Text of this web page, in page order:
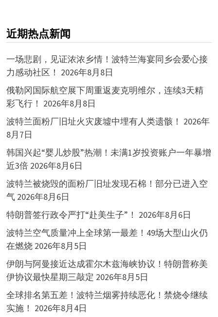
近期热点新闻
一场悲剧，见证浓浓乡情！波特兰海宴同乡会爱心接
力感动社区！ 2026年8月8日
俄勒冈国际航空展下周重返麦克明维尔，连续3天精
彩飞行！ 2026年8月8日
波特兰面粉厂旧址火灾废墟中埋有人类遗骸！ 2026年
8月7日
韩国兴起“婴儿炒股”热潮！未满1岁投资账户一年暴增
近3倍 2026年8月6日
波特兰被烧毁的面粉厂旧址发现石棉！部分已进入空
气 2026年8月6日
特朗普签行政令严打“赴美生子”！ 2026年8月6日
波特兰空气质量冲上全球第一最差！49场大型山火仍
在燃烧 2026年8月5日
伊朗与阿曼接近达成霍尔木兹海峡协议！特朗普称美
伊协议最快星期三敲定 2026年8月5日
全球排名第五差！波特兰烟雾持续恶化！禁烧令继续
实施！ 2026年8月4日